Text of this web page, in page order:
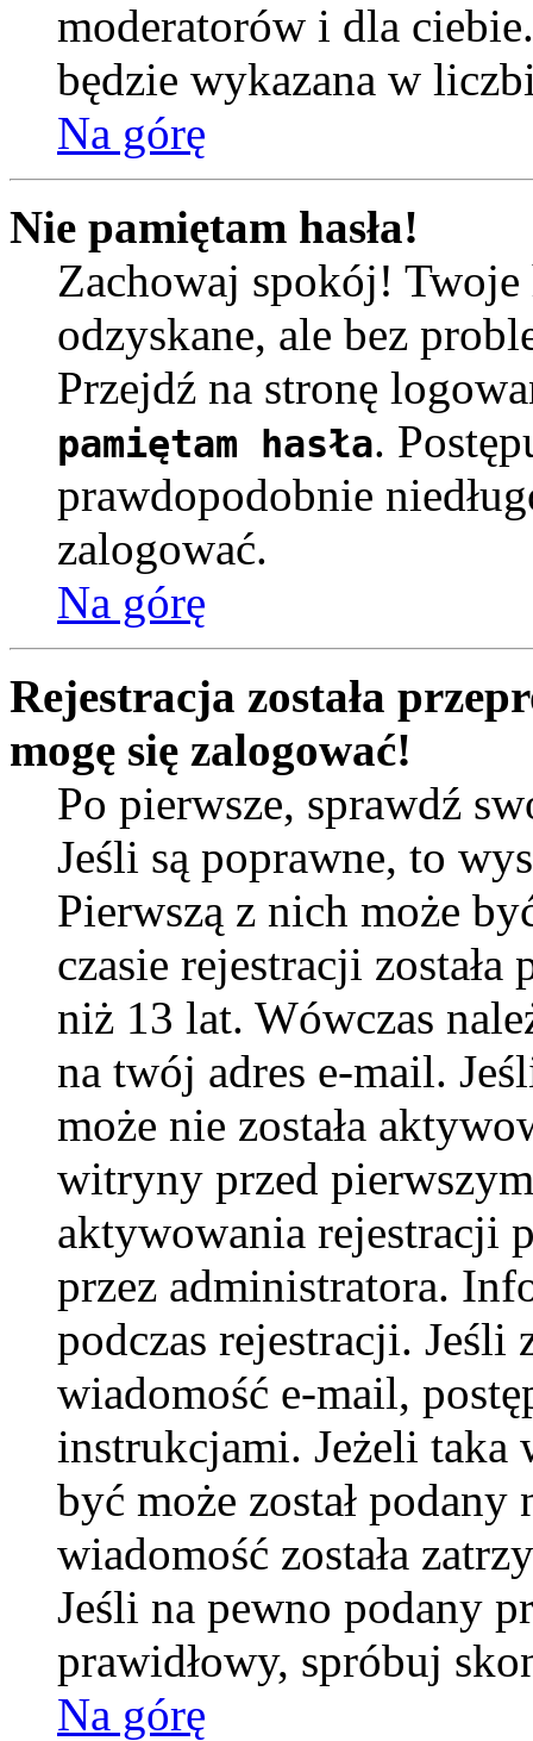
moderatorów i dla
będzie wykazana w
Na górę
Nie pamiętam hasła!
Zachowaj spokój! Twoje
odzyskane, ale bez
Przejdź na stronę
pamiętam hasła.
prawdopodobnie
zalogować.
Na górę
Rejestracja została
mogę się zalogować!
Po pierwsze, sprawdź
Jeśli są poprawne, to
Pierwszą z nich może
czasie rejestracji
niż 13 lat. Wówczas
na twój adres e-mail.
może nie została
witryny przed
aktywowania rejestracji
przez administratora.
podczas rejestracji. Jeśli
wiadomość e-mail,
instrukcjami. Jeżeli taka
być może został
wiadomość została
Jeśli na pewno podany
prawidłowy, spróbuj
Na górę